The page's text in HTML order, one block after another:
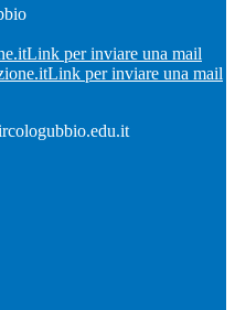
Link per inviare una mail
Link per inviare una mail